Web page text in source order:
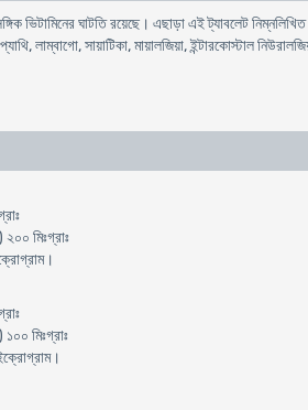
ভিটামিনের ঘাটতি রয়েছে। এছাড়া এই ট্যাবলেট
লাম্বাগো, সায়াটিকা, মায়ালজিয়া, ইন্টারকোস্টাল
মিঃগ্রাঃ
মিঃগ্রাঃ